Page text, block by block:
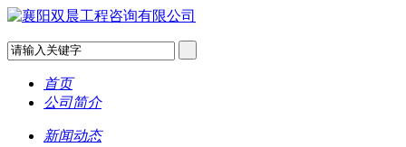
首页
公司简介
新闻动态